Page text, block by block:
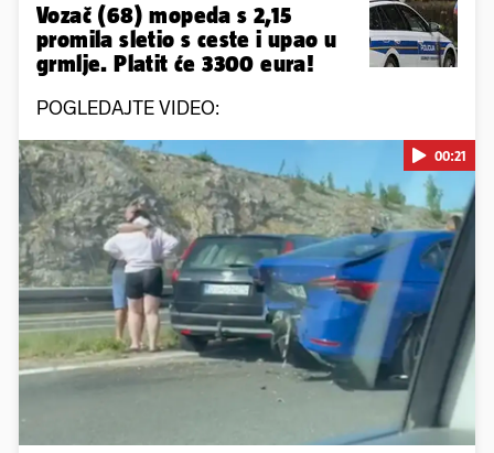
Vozač (68) mopeda s 2,15
promila sletio s ceste i upao u
grmlje. Platit će 3300 eura!
POGLEDAJTE VIDEO:
Pokretanje videa...
00:21